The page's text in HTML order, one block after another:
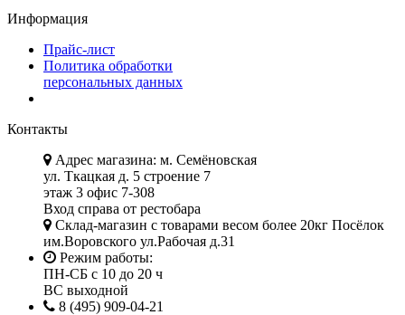
Информация
Прайс-лист
Политика обработки
персональных данных
Контакты
Адрес магазина: м. Семёновская
ул. Ткацкая д. 5 строение 7
этаж 3 офис 7-308
Вход справа от рестобара
Склад-магазин с товарами весом более 20кг Посёлок
им.Воровского ул.Рабочая д.31
Режим работы:
ПН-СБ с 10 до 20 ч
ВС выходной
8 (495) 909-04-21